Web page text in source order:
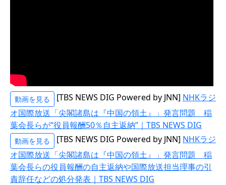
動画を見る [TBS NEWS DIG Powered by JNN] NHKラジ
オ国際放送「尖閣諸島は『中国の領土』」発言問題 稲
葉会長らが“役員報酬50％自主返納”｜TBS NEWS DIG
動画を見る [TBS NEWS DIG Powered by JNN] NHKラジ
オ国際放送「尖閣諸島は『中国の領土』」発言問題 稲
葉会長らの役員報酬の自主返納や国際放送担当理事の引
責辞任などの処分発表｜TBS NEWS DIG